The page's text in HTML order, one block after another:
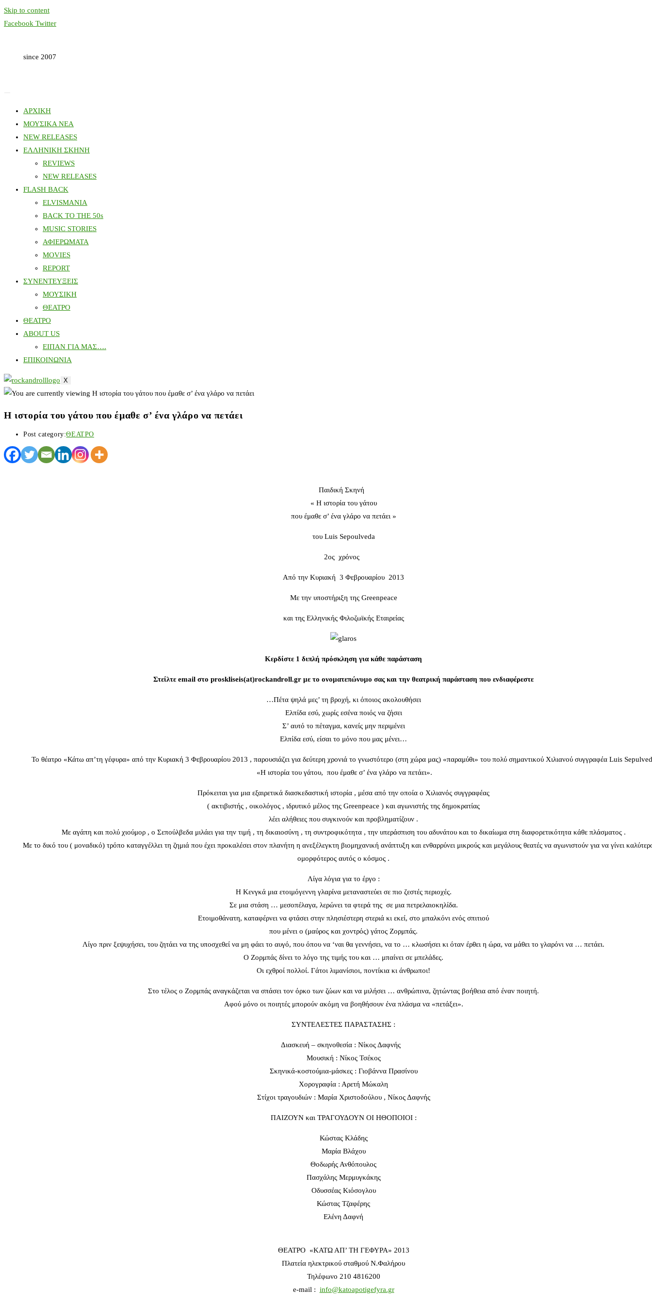
Skip to content
Facebook Twitter
since 2007
ΑΡΧΙΚΗ
ΜΟΥΣΙΚΑ ΝΕΑ
NEW RELEASES
ΕΛΛΗΝΙΚΗ ΣΚΗΝΗ
REVIEWS
NEW RELEASES
FLASH BACK
ELVISMANIA
BACK TO THE 50s
MUSIC STORIES
ΑΦΙΕΡΩΜΑΤΑ
MOVIES
REPORT
ΣΥΝΕΝΤΕΥΞΕΙΣ
ΜΟΥΣΙΚΗ
ΘΕΑΤΡΟ
ΘΕΑΤΡΟ
ABOUT US
ΕΙΠΑΝ ΓΙΑ ΜΑΣ….
ΕΠΙΚΟΙΝΩΝΙΑ
X
Η ιστορία του γάτου που έμαθε σ’ ένα γλάρο να πετάει
Post category:ΘΕΑΤΡΟ
Παιδική Σκηνή
« Η ιστορία του γάτου
που έμαθε σ’ ένα γλάρο να πετάει »
του Luis Sepoulveda
2ος χρόνος
Από την Κυριακή 3 Φεβρουαρίου 2013
Με την υποστήριξη της Greenpeace
και της Ελληνικής Φιλοζωϊκής Εταιρείας
Κερδίστε 1 διπλή πρόσκληση για κάθε παράσταση
Στείλτε email στο proskliseis(at)rockandroll.gr με το ονοματεπώνυμο σας και την θεατρική παράσταση που ενδιαφέρεστε
…Πέτα ψηλά μες’ τη βροχή, κι όποιος ακολουθήσει
Ελπίδα εσύ, χωρίς εσένα ποιός να ζήσει
Σ’ αυτό το πέταγμα, κανείς μην περιμένει
Ελπίδα εσύ, είσαι το μόνο που μας μένει…
Το θέατρο «Κάτω απ’τη γέφυρα» από την Κυριακή 3 Φεβρουαρίου 2013 , παρουσιάζει για δεύτερη χρονιά το γνωστότερο (στη χώρα μας) «παραμύθι» του πολύ σημαντικού Χιλιανού συγγραφέα Luis
«Η ιστορία του γάτου, που έμαθε σ’ ένα γλάρο να πετάει».
Πρόκειται για μια εξαιρετικά διασκεδαστική ιστορία , μέσα από την οποία ο Χιλιανός συγγραφέας
( ακτιβιστής , οικολόγος , ιδρυτικό μέλος της Greenpeace ) και αγωνιστής της δημοκρατίας
λέει αλήθειες που συγκινούν και προβληματίζουν .
Με αγάπη και πολύ χιούμορ , ο Σεπούλβεδα μιλάει για την τιμή , τη δικαιοσύνη , τη συντροφικότητα , την υπεράσπιση του αδυνάτου και το δικαίωμα στη διαφορετικότητα κάθε πλάσματος .
Με το δικό του ( μοναδικό) τρόπο καταγγέλλει τη ζημιά που έχει προκαλέσει στον πλανήτη η ανεξέλεγκτη βιομηχανική ανάπτυξη και ενθαρρύνει μικρούς και μεγάλους θεατές να αγωνιστούν για να γίνει
ομορφότερος αυτός ο κόσμος .
Λίγα λόγια για το έργο :
H Κενγκά μια ετοιμόγεννη γλαρίνα μεταναστεύει σε πιο ζεστές περιοχές.
Σε μια στάση … μεσοπέλαγα, λερώνει τα φτερά της σε μια πετρελαιοκηλίδα.
Ετοιμοθάνατη, καταφέρνει να φτάσει στην πλησιέστερη στεριά κι εκεί, στο μπαλκόνι ενός σπιτιού
που μένει ο (μαύρος και χοντρός) γάτος Ζορμπάς.
Λίγο πριν ξεψυχήσει, του ζητάει να της υποσχεθεί να μη φάει το αυγό, που όπου να ‘ναι θα γεννήσει, να το … κλωσήσει κι όταν έρθει η ώρα, να μάθει το γλαρόνι να … πετάει.
Ο Ζορμπάς δίνει το λόγο της τιμής του και … μπαίνει σε μπελάδες.
Οι εχθροί πολλοί. Γάτοι λιμανίσιοι, ποντίκια κι άνθρωποι!
Στο τέλος ο Ζορμπάς αναγκάζεται να σπάσει τον όρκο των ζώων και να μιλήσει … ανθρώπινα, ζητώντας βοήθεια από έναν ποιητή.
Αφού μόνο οι ποιητές μπορούν ακόμη να βοηθήσουν ένα πλάσμα να «πετάξει».
ΣΥΝΤΕΛΕΣΤΕΣ ΠΑΡΑΣΤΑΣΗΣ :
Διασκευή – σκηνοθεσία : Νίκος Δαφνής
Μουσική : Νίκος Τσέκος
Σκηνικά-κοστούμια-μάσκες : Γιοβάννα Πρασίνου
Χορογραφία : Αρετή Μώκαλη
Στίχοι τραγουδιών : Μαρία Χριστοδούλου , Νίκος Δαφνής
ΠΑΙΖΟΥΝ και ΤΡΑΓΟΥΔΟΥΝ ΟΙ ΗΘΟΠΟΙΟΙ :
Κώστας Κλάδης
Μαρία Βλάχου
Θοδωρής Ανθόπουλος
Πασχάλης Μερμυγκάκης
Οδυσσέας Κιόσογλου
Κώστας Τζαφέρης
Ελένη Δαφνή
ΘΕΑΤΡΟ «ΚΑΤΩ ΑΠ’ ΤΗ ΓΕΦΥΡΑ» 2013
Πλατεία ηλεκτρικού σταθμού Ν.Φαλήρου
Τηλέφωνο 210 4816200
e-mail : info@katoapotigefyra.gr